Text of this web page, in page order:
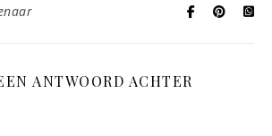
ANTWOORD ACHTER